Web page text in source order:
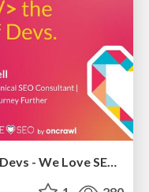
<Decoding/> the Language of Devs - We Love SEO 2024